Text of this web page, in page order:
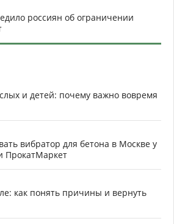
россиян об ограничении
и детей: почему важно вовремя
вибратор для бетона в Москве у
ПрокатМаркет
как понять причины и вернуть